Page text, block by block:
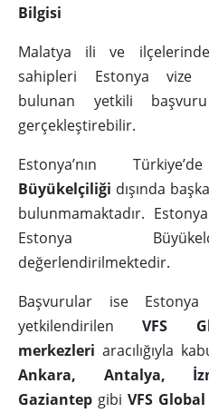
Bilgisi
Malatya ili ve
sahipleri Estonya vize
bulunan yetkili başvuru
gerçekleştirebilir.
Estonya’nın
Büyükelçiliği dışında
bulunmamaktadır.
Estonya
değerlendirilmektedir.
Başvurular ise Estonya
yetkilendirilenVFS
merkezleri aracılığıyla
Ankara, Antalya,
Gaziantep gibi VFS Global